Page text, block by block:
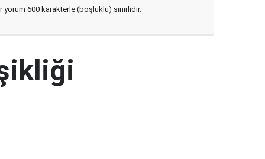
600 karakterle (boşluklu) sınırlıdır.